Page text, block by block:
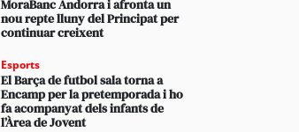
MoraBanc Andorra i afronta un
nou repte lluny del Principat per
continuar creixent
Esports
El Barça de futbol sala torna a
Encamp per la pretemporada i ho
fa acompanyat dels infants de
l’Àrea de Jovent